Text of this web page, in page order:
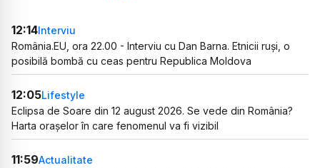
12:14Interviu
România.EU, ora 22.00 - Interviu cu Dan Barna. Etnicii ruși, o
posibilă bombă cu ceas pentru Republica Moldova
12:05Lifestyle
Eclipsa de Soare din 12 august 2026. Se vede din România?
Harta orașelor în care fenomenul va fi vizibil
11:59Actualitate